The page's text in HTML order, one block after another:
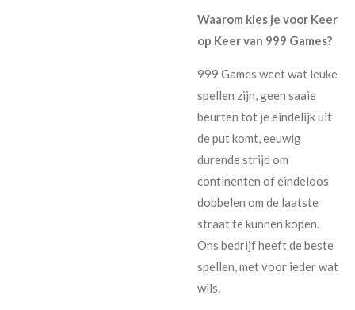
Waarom kies je voor Keer
op Keer van 999 Games?
999 Games weet wat leuke
spellen zijn, geen saaie
beurten tot je eindelijk uit
de put komt, eeuwig
durende strijd om
continenten of eindeloos
dobbelen om de laatste
straat te kunnen kopen.
Ons bedrijf heeft de beste
spellen, met voor ieder wat
wils.